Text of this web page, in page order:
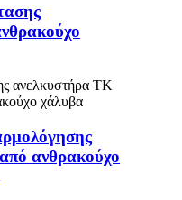
ανθρακούχο